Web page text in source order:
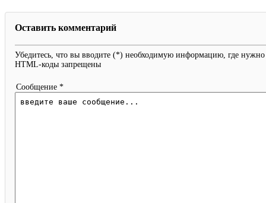
Оставить комментарий
Убедитесь, что вы вводите (*) необходимую информацию, где нужно
HTML-коды запрещены
Сообщение *